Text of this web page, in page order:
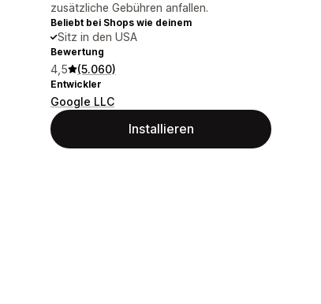
zusätzliche Gebühren anfallen.
Beliebt bei Shops wie deinem
Sitz in den USA
Bewertung
4,5 (5.060)
Entwickler
Google LLC
Installieren